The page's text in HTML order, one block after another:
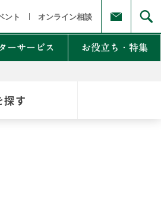
ント オンライン相談
ーサービス お役立ち・特集
探す